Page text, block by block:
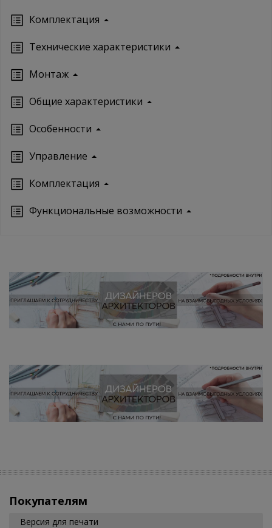
Комплектация
Технические характеристики
Монтаж
Oбщие характеристики
Особенности
Управление
Кoмплектация
Функциональные возможности
Покупателям
Версия для печати